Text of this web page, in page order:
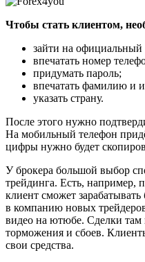
Чтобы стать клиентом,
зайти на официальный
впечатать номер
придумать пароль;
впечатать фамилию и
указать страну.
После этого нужно
На мобильный телефон
цифры нужно будет
У брокера большой выбор
трейдинга. Есть, например,
клиент сможет
в компанию новых
видео на ютюбе. Сделки там
торможения и сбоев.
свои средства.